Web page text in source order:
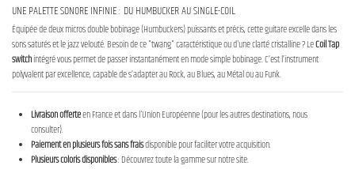
UNE PALETTE SONORE INFINIE : DU HUMBUCKER AU SINGLE-COIL
Équipée de deux micros double bobinage (Humbuckers) puissants et précis, cette guitare excelle dans les
sons saturés et le jazz velouté. Besoin de ce "twang" caractéristique ou d'une clarté cristalline ? LeCoil Tap
switchintégré vous permet de passer instantanément en mode simple bobinage. C’est l’instrument
polyvalent par excellence, capable de s’adapter au Rock, au Blues, au Métal ou au Funk.
Livraison offerteen France et dans l'Union Européenne (pour les autres destinations, nous
consulter).
Paiement en plusieurs fois sans fraisdisponible pour faciliter votre acquisition.
Plusieurs coloris disponibles: Découvrez toute la gamme sur notre site.